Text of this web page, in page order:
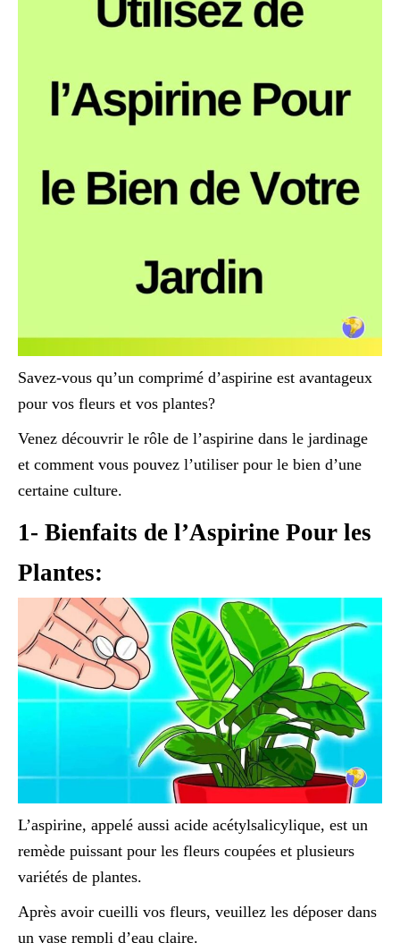
Savez-vous qu’un comprimé d’aspirine est avantageux
pour vos fleurs et vos plantes?
Venez découvrir le rôle de l’aspirine dans le jardinage
et comment vous pouvez l’utiliser pour le bien d’une
certaine culture.
1- Bienfaits de l’Aspirine Pour les
Plantes:
L’aspirine, appelé aussi acide acétylsalicylique, est un
remède puissant pour les fleurs coupées et plusieurs
variétés de plantes.
Après avoir cueilli vos fleurs, veuillez les déposer dans
un vase rempli d’eau claire.